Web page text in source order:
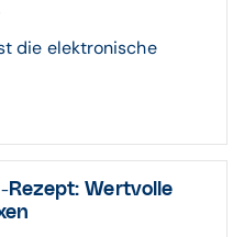
die elektronische
Rezept: Wertvolle